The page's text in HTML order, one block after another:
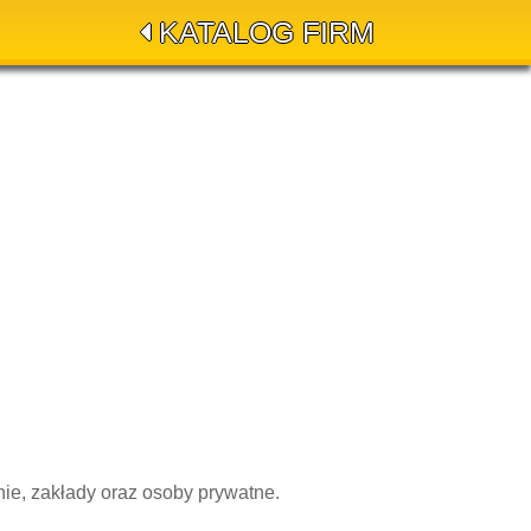
KATALOG FIRM
zakłady oraz osoby prywatne.